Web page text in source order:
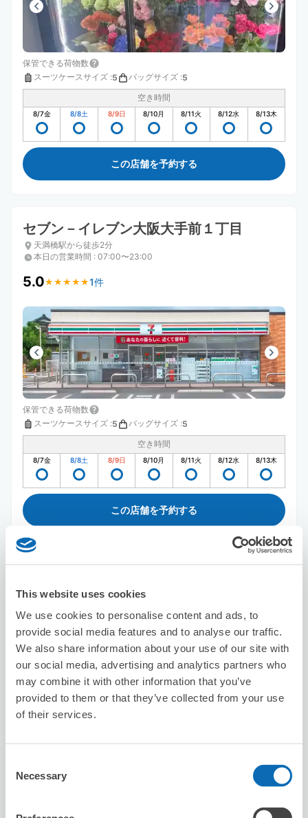
This website uses cookies
We use cookies to personalise content and ads, to
provide social media features and to analyse our traffic.
We also share information about your use of our site with
our social media, advertising and analytics partners who
may combine it with other information that you’ve
provided to them or that they’ve collected from your use
of their services.
Selection
Necessary
保管できる荷物数
スーツケースサイズ :5 バッグサイズ :5
空き時間
8/7金 8/8土 8/9日 8/10月 8/11火 8/12水 8/13木
この店舗を予約する
セブン－イレブン大阪大手前１丁目
天満橋駅から徒歩2分
本日の営業時間 : 07:00〜23:00
5.0★ ★ ★ ★ ★
★ ★ ★ ★ ★1件
保管できる荷物数
スーツケースサイズ :5 バッグサイズ :5
空き時間
8/7金 8/8土 8/9日 8/10月 8/11火 8/12水 8/13木
この店舗を予約する
大阪駅から徒歩10分
8/7金 木